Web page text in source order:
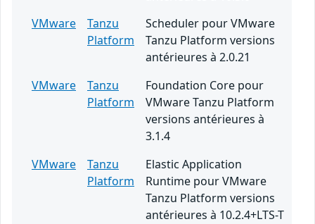
VMware
Tanzu
Platform
Scheduler pour VMware
Tanzu Platform versions
antérieures à 2.0.21
VMware
Tanzu
Platform
Foundation Core pour
VMware Tanzu Platform
versions antérieures à
3.1.4
VMware
Tanzu
Platform
Elastic Application
Runtime pour VMware
Tanzu Platform versions
antérieures à 10.2.4+LTS-T